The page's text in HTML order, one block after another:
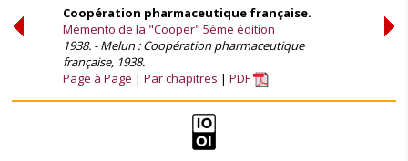
Coopération pharmaceutique française.
Mémento de la "Cooper" 5ème édition
1938. - Melun : Coopération pharmaceutique
française, 1938.
Page à Page
Par chapitres PDF